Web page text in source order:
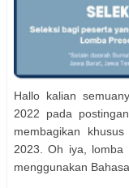
Hallo kalian
2022 pada
membagikan
2023. Oh iya, lomba
menggunakan